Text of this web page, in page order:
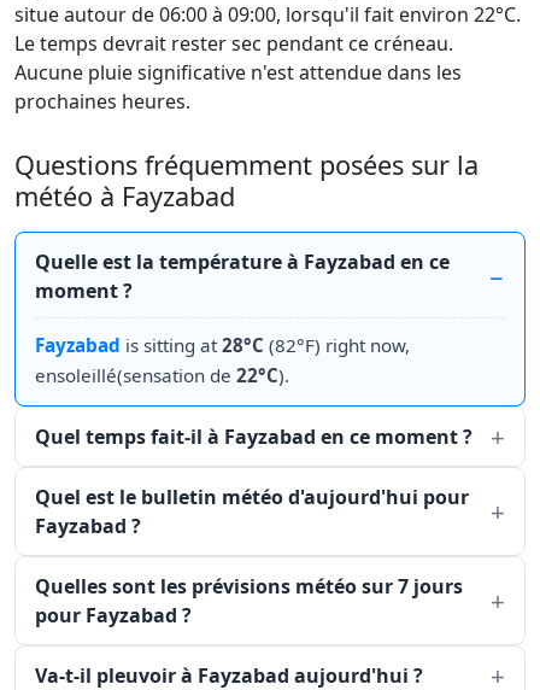
situe autour de 06:00 à 09:00, lorsqu'il fait environ 22°C.
Le temps devrait rester sec pendant ce créneau.
Aucune pluie significative n'est attendue dans les
prochaines heures.
Questions fréquemment posées sur la
météo à Fayzabad
Quelle est la température à Fayzabad en ce
moment ?
Fayzabad is sitting at28°C (82°F) right now,
ensoleillé(sensation de 22°C).
Quel temps fait-il à Fayzabad en ce moment ?
Quel est le bulletin météo d'aujourd'hui pour
Fayzabad ?
Quelles sont les prévisions météo sur 7 jours
pour Fayzabad ?
Va-t-il pleuvoir à Fayzabad aujourd'hui ?